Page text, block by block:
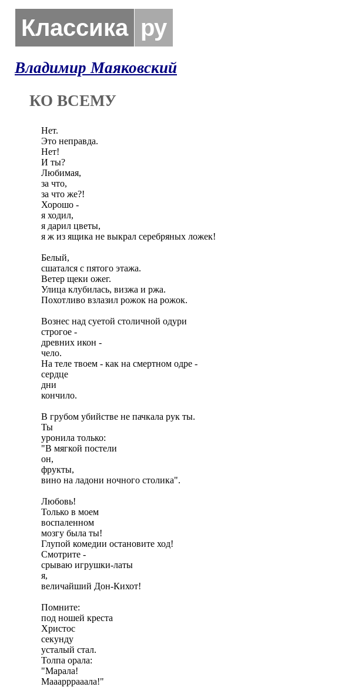
Классика ру
Владимир Маяковский
КО ВСЕМУ
Нет.
Это неправда.
Нет!
И ты?
Любимая,
за что,
за что же?!
Хорошо -
я ходил,
я дарил цветы,
я ж из ящика не выкрал серебряных ложек!
Белый,
сшатался с пятого этажа.
Ветер щеки ожег.
Улица клубилась, визжа и ржа.
Похотливо взлазил рожок на рожок.
Вознес над суетой столичной одури
строгое -
древних икон -
чело.
На теле твоем - как на смертном одре -
сердце
дни
кончило.
В грубом убийстве не пачкала рук ты.
Ты
уронила только:
"В мягкой постели
он,
фрукты,
вино на ладони ночного столика".
Любовь!
Только в моем
воспаленном
мозгу была ты!
Глупой комедии остановите ход!
Смотрите -
срываю игрушки-латы
я,
величайший Дон-Кихот!
Помните:
под ношей креста
Христос
секунду
усталый стал.
Толпа орала:
"Марала!
Мааарррааала!"